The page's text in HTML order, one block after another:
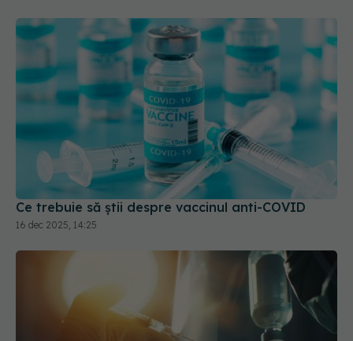
Ce trebuie să știi despre vaccinul anti-COVID
16 dec 2025, 14:25